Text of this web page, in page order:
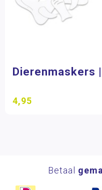
Dierenmaskers
4,95
Betaal